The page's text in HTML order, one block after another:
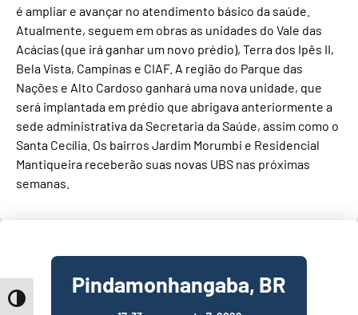
Toggle High Contrast
é ampliar e avançar no atendimento básico da saúde.
Atualmente, seguem em obras as unidades do Vale das
Acácias (que irá ganhar um novo prédio), Terra dos Ipês II,
Bela Vista, Campinas e CIAF. A região do Parque das
Nações e Alto Cardoso ganhará uma nova unidade, que
será implantada em prédio que abrigava anteriormente a
sede administrativa da Secretaria da Saúde, assim como o
Santa Cecília. Os bairros Jardim Morumbi e Residencial
Mantiqueira receberão suas novas UBS nas próximas
semanas.
Pindamonhangaba, BR